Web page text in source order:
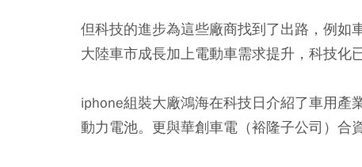
但科技的進步為這些廠商找到了出路，例如
大陸車市成長加上電動車需求提升，科技化
iphone組裝大廠鴻海在科技日介紹了車用產
動力電池。更與華創車電（裕隆子公司）合